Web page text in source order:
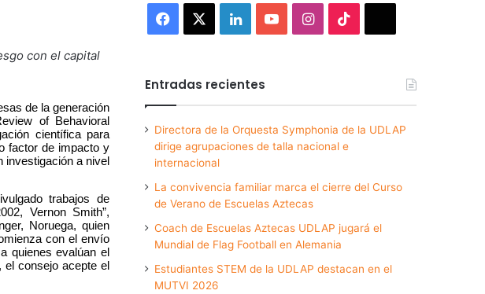
con el capital
de la generación
of Behavioral
científica para
factor de impacto y
investigación a nivel
trabajos de
Vernon Smith”,
Noruega, quien
con el envío
quienes evalúan el
el consejo acepte el
Facebook LinkedInYouTubeInstagram
Entradas recientes
Directora de la Orquesta Symphonia de la UDLAP
dirige agrupaciones de talla nacional e
internacional
La convivencia familiar marca el cierre del Curso
de Verano de Escuelas Aztecas
Coach de Escuelas Aztecas UDLAP jugará el
Mundial de Flag Football en Alemania
Estudiantes STEM de la UDLAP destacan en el
MUTVI 2026